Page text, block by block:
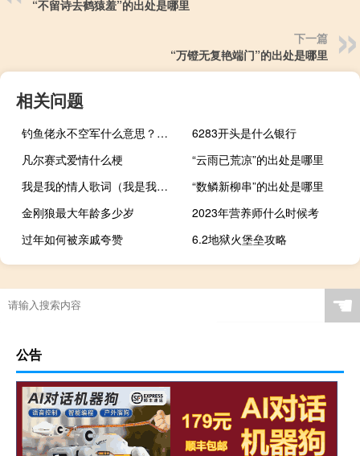
“不留诗去鹤猿羞”的出处是哪里
下一篇
“万镫无复艳端门”的出处是哪里
相关问题
钓鱼佬永不空军什么意思？什么梗
6283开头是什么银行
凡尔赛式爱情什么梗
“云雨已荒凉”的出处是哪里
我是我的情人歌词（我是我的情人）
“数鳞新柳串”的出处是哪里
金刚狼最大年龄多少岁
2023年营养师什么时候考
过年如何被亲戚夸赞
6.2地狱火堡垒攻略
☚
公告